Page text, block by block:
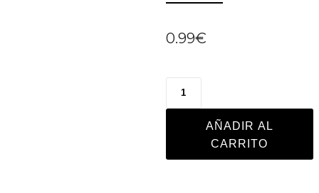
0.99€
AÑADIR AL
CARRITO